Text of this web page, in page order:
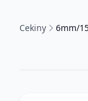
Cekiny 6mm/